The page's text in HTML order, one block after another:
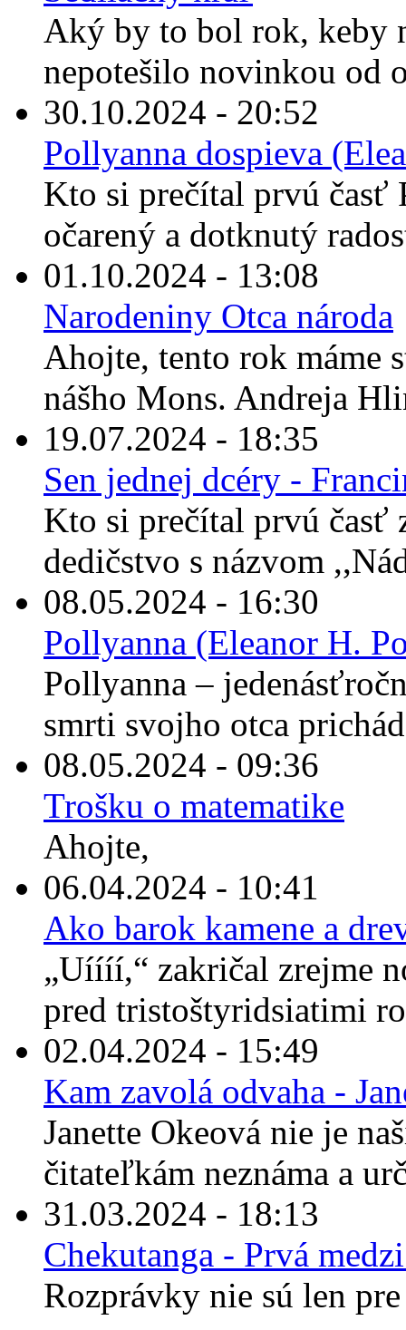
Aký by to bol rok, keby
nepotešilo novinkou od
30.10.2024 - 20:52
Pollyanna dospieva
Kto si prečítal prvú časť
očarený a dotknutý
01.10.2024 - 13:08
Narodeniny Otca národa
Ahojte, tento rok máme
nášho Mons. Andreja
19.07.2024 - 18:35
Sen jednej dcéry -
Kto si prečítal prvú časť
dedičstvo s názvom
08.05.2024 - 16:30
Pollyanna (Eleanor H.
Pollyanna –
smrti svojho otca
08.05.2024 - 09:36
Trošku o matematike
Ahojte,
06.04.2024 - 10:41
Ako barok kamene a
„Uíííí,“ zakričal zrejme
pred tristoštyridsiatimi
02.04.2024 - 15:49
Kam zavolá odvaha -
Janette Okeová nie je
čitateľkám neznáma a
31.03.2024 - 18:13
Chekutanga - Prvá
Rozprávky nie sú len